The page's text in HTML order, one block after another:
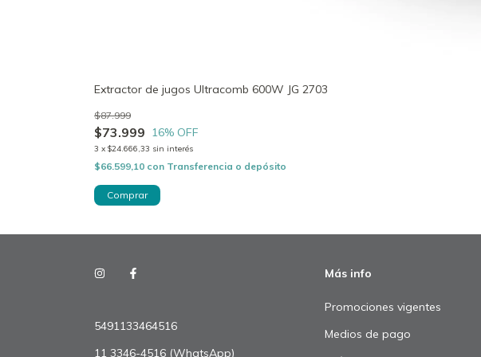
Extractor de jugos Ultracomb 600W JG 2703
$73.999
$87.999
16% OFF
3 x $24.666,33 sin interés
$66.599,10 con Transferencia o depósito
5491133464516
11 3346-4516 (WhatsApp)
Más info
Promociones vigentes
Medios de pago